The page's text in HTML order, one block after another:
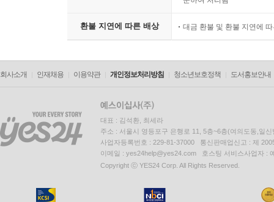
환불 지연에 따른 배상 대금 환불 및 환불 지연에
회사소개 인재채용 이용약관 개인정보처리방침 청소년보호정책 도서홍보안내
대표 : 김석환, 최세라
주소 : 서울시 영등포구 은행로 11, 5층~6층(여의도동,일신
사업자등록번호 : 229-81-37000 통신판매업신고 : 제
이메일 : yes24help@yes24.com 호스팅 서비스사업자 :
Copyright ⓒ YES24 Corp. All Rights Reserved.